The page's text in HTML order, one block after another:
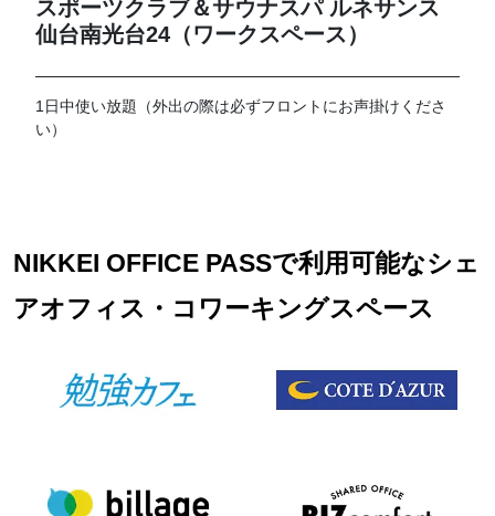
スポーツクラブ＆サウナスパ ルネサンス
仙台南光台24（ワークスペース）
1日中使い放題（外出の際は必ずフロントにお声掛けくださ
い）
NIKKEI OFFICE PASSで利用可能なシェ
アオフィス・コワーキングスペース